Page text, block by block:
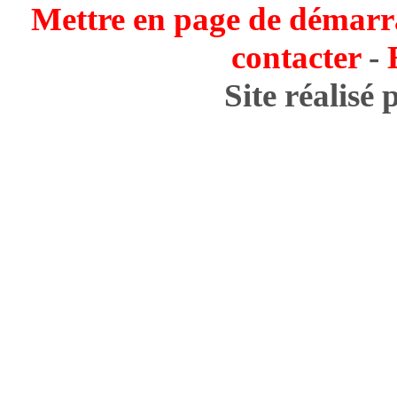
Mettre en page de
contacter-
Site réalisé